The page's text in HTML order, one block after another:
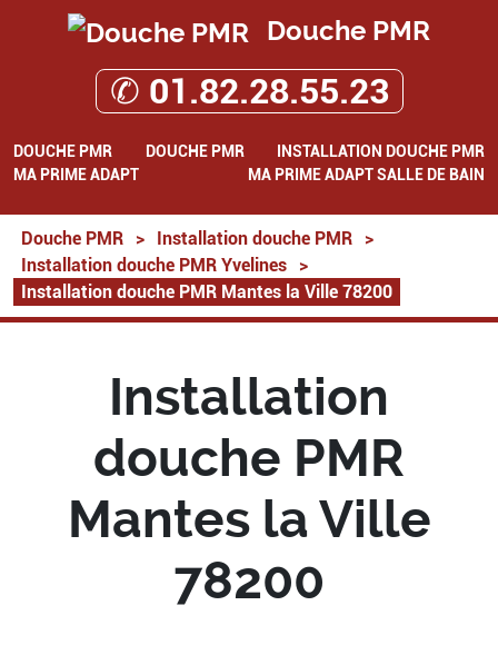
Douche PMR
✆ 01.82.28.55.23
DOUCHE PMR DOUCHE PMR
INSTALLATION DOUCHE PMR
MA PRIME ADAPT
MA PRIME ADAPT SALLE DE BAIN
Douche PMR > Installation douche PMR
>
Installation douche PMR Yvelines
>
Installation douche PMR Mantes la Ville 78200
Installation
douche PMR
Mantes la Ville
78200